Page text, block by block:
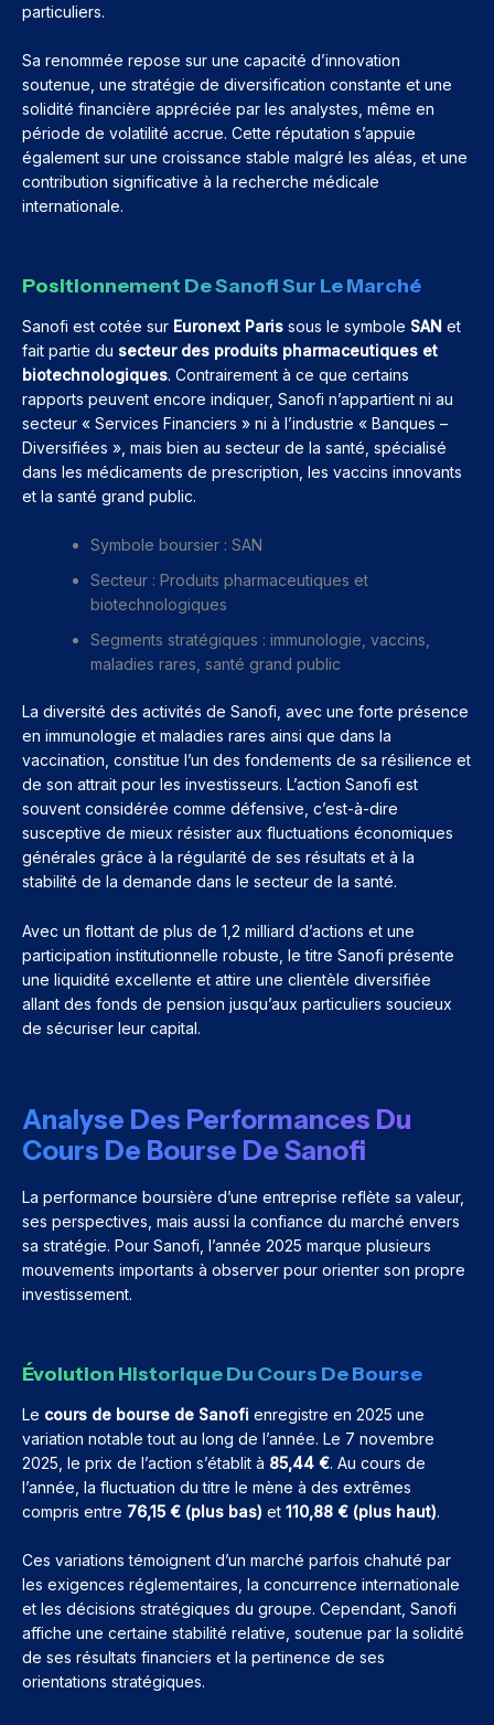
particuliers.
Sa renommée repose sur une capacité d’innovation
soutenue, une stratégie de diversification constante et une
solidité financière appréciée par les analystes, même en
période de volatilité accrue. Cette réputation s’appuie
également sur une croissance stable malgré les aléas, et une
contribution significative à la recherche médicale
internationale.
Positionnement De Sanofi Sur Le Marché
Sanofi est cotée sur Euronext Paris sous le symbole SAN et
fait partie du secteur des produits pharmaceutiques et
biotechnologiques. Contrairement à ce que certains
rapports peuvent encore indiquer, Sanofi n’appartient ni au
secteur « Services Financiers » ni à l’industrie « Banques –
Diversifiées », mais bien au secteur de la santé, spécialisé
dans les médicaments de prescription, les vaccins innovants
et la santé grand public.
Symbole boursier : SAN
Secteur : Produits pharmaceutiques et
biotechnologiques
Segments stratégiques : immunologie, vaccins,
maladies rares, santé grand public
La diversité des activités de Sanofi, avec une forte présence
en immunologie et maladies rares ainsi que dans la
vaccination, constitue l’un des fondements de sa résilience et
de son attrait pour les investisseurs. L’action Sanofi est
souvent considérée comme défensive, c’est-à-dire
susceptive de mieux résister aux fluctuations économiques
générales grâce à la régularité de ses résultats et à la
stabilité de la demande dans le secteur de la santé.
Avec un flottant de plus de 1,2 milliard d’actions et une
participation institutionnelle robuste, le titre Sanofi présente
une liquidité excellente et attire une clientèle diversifiée
allant des fonds de pension jusqu’aux particuliers soucieux
de sécuriser leur capital.
Analyse Des Performances Du
Cours De Bourse De Sanofi
La performance boursière d’une entreprise reflète sa valeur,
ses perspectives, mais aussi la confiance du marché envers
sa stratégie. Pour Sanofi, l’année 2025 marque plusieurs
mouvements importants à observer pour orienter son propre
investissement.
Évolution Historique Du Cours De Bourse
Le cours de bourse de Sanofi enregistre en 2025 une
variation notable tout au long de l’année. Le 7 novembre
2025, le prix de l’action s’établit à 85,44 €. Au cours de
l’année, la fluctuation du titre le mène à des extrêmes
compris entre 76,15 € (plus bas) et 110,88 € (plus haut).
Ces variations témoignent d’un marché parfois chahuté par
les exigences réglementaires, la concurrence internationale
et les décisions stratégiques du groupe. Cependant, Sanofi
affiche une certaine stabilité relative, soutenue par la solidité
de ses résultats financiers et la pertinence de ses
orientations stratégiques.